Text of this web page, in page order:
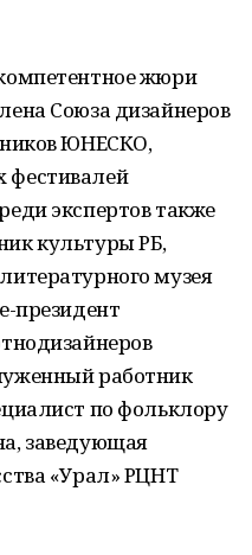
жюри
Союза дизайнеров
ЮНЕСКО,
фестивалей
экспертов также
культуры РБ,
музея
президент
работник
по фольклору
заведующая
«Урал» РЦНТ